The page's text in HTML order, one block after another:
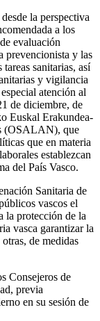
la perspectiva
a los
evaluación
prevencionista y las
sanitarias, así
y vigilancia
atención al
de diciembre, de
Euskal Erakundea-
(OSALAN), que
que en materia
establezcan
del País Vasco.
Sanitaria de
vascos el
la protección de la
vasca garantizar la
de medidas
Consejeros de
previa
en su sesión de